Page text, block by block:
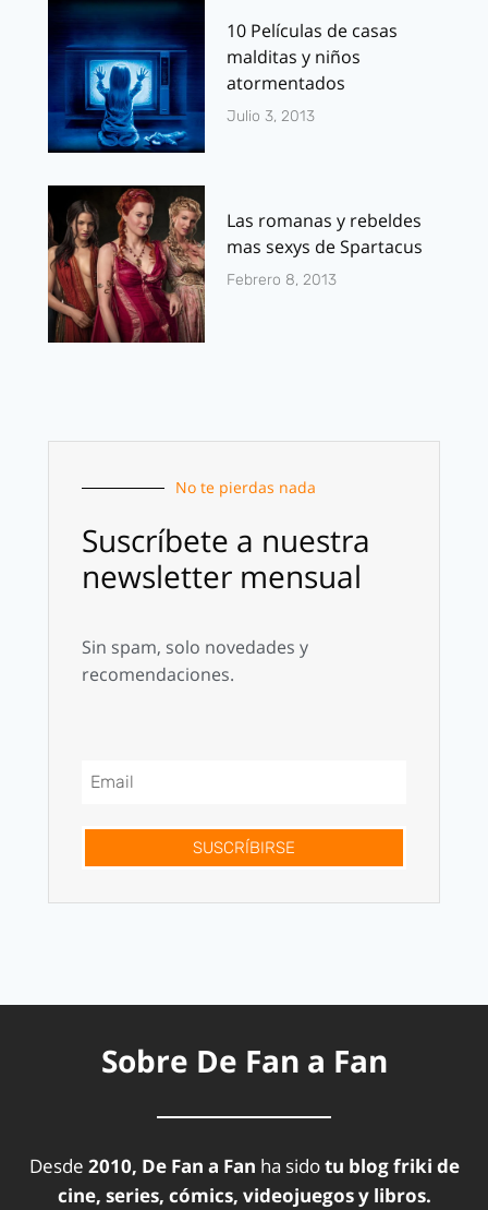
10 Películas de casas
malditas y niños
atormentados
Julio 3, 2013
Las romanas y rebeldes
mas sexys de Spartacus
Febrero 8, 2013
No te pierdas nada
Suscríbete a nuestra
newsletter mensual
Sin spam, solo novedades y
recomendaciones.
SUSCRÍBIRSE
Sobre De Fan a Fan
Desde 2010, De Fan a Fan ha sidotu blog friki de
cine, series, cómics, videojuegos y libros.